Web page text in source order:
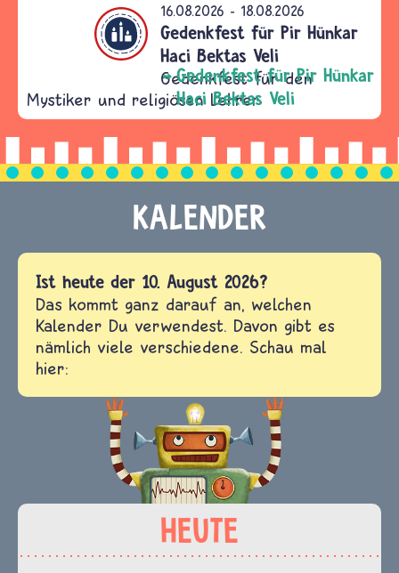
16.08.2026 - 18.08.2026
Gedenkfest für Pir Hünkar
Haci Bektas Veli
Gedenkfest für den
Mystiker und religiösen Lehrer
Gedenkfest für Pir Hünkar
Haci Bektas Veli
Ist heute der 10. August 2026?
Das kommt ganz darauf an, welchen
Kalender Du verwendest. Davon gibt es
nämlich viele verschiedene. Schau mal
hier: